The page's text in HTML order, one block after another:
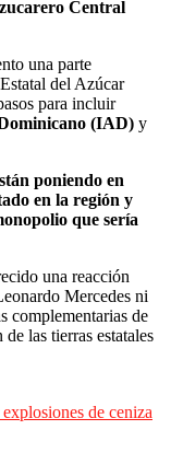
Central
una parte
del Azúcar
para incluir
(IAD) y
poniendo en
en la región y
que sería
una reacción
Mercedes ni
complementarias de
las tierras estatales
de ceniza